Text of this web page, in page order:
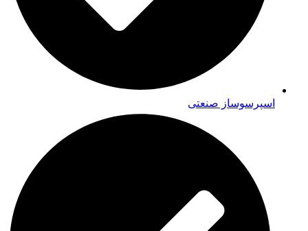
اسپرسوساز صنعتی